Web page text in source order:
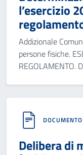
l’esercizio
Addizionale
persone fisiche.
Delibera di